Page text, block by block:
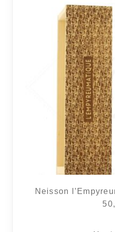
Neisson